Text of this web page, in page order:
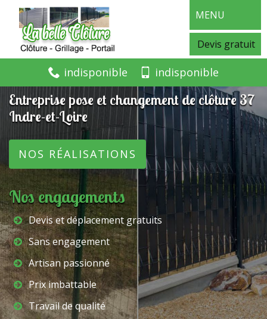
MENU
Devis gratuit
indisponible indisponible
Entreprise pose et changement de clôture 37
Indre-et-Loire
NOS RÉALISATIONS
Nos engagements
Devis et déplacement gratuits
Sans engagement
Artisan passionné
Prix imbattable
Travail de qualité